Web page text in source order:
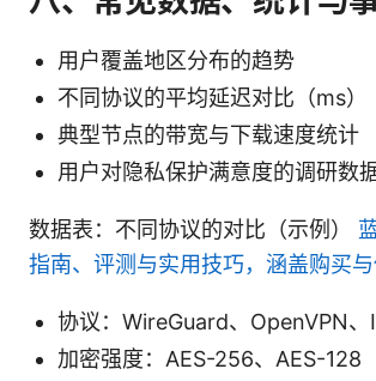
用户覆盖地区分布的趋势
不同协议的平均延迟对比（ms）
典型节点的带宽与下载速度统计
用户对隐私保护满意度的调研数
数据表：不同协议的对比（示例）
指南、评测与实用技巧，涵盖购买
协议：WireGuard、OpenVPN、
加密强度：AES-256、AES-128